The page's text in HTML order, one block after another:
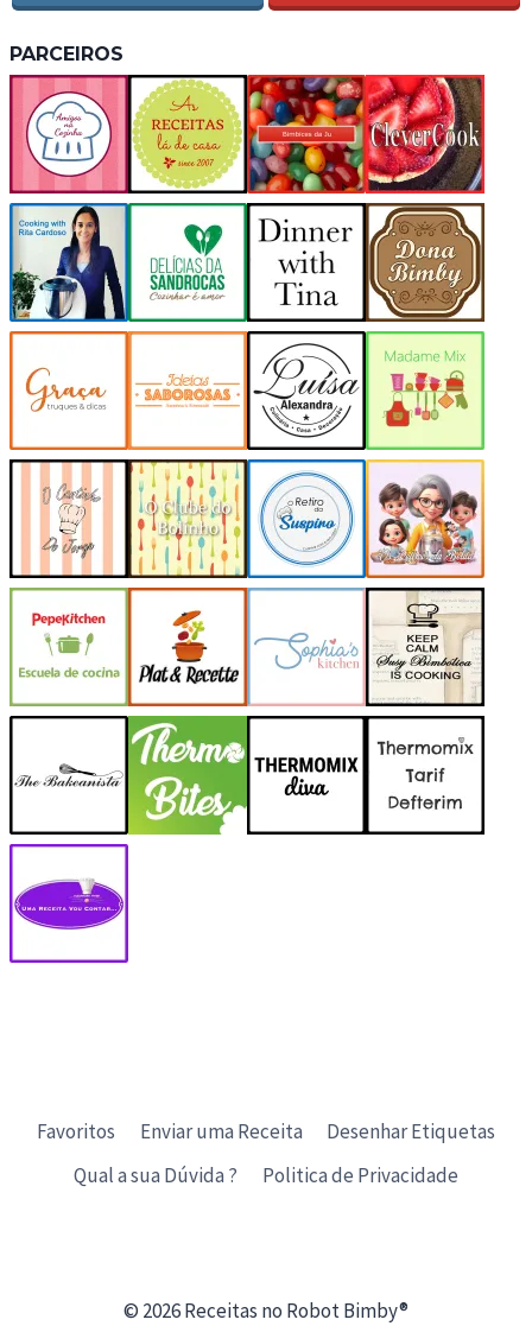
PARCEIROS
Favoritos Enviar uma Receita
Desenhar Etiquetas
Qual a sua Dúvida ?
Politica de Privacidade
© 2026 Receitas no Robot Bimby®